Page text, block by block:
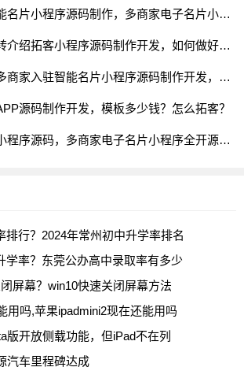
小程序源码制作，多商家电子名片小程序全开源
拓客小程序源码制作开发，如何做好客户转介绍
家入驻智能名片小程序源码制作开发，可2开
源码制作开发，模板多少钱？怎么拓客？
序源码，多商家电子名片小程序全开源，可2开
排行？2024年常州初中升学率排名
学率？东莞公办高中录取率有多少
屏幕？win10快速关闭屏幕方法
用吗,苹果ipadmini2现在还能用吗
版开放侧载功能，但iPad不在列
汽车里程碑达成